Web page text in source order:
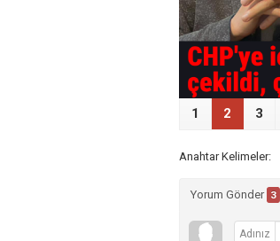
1 2 3
Anahtar Kelimeler:
Yorum Gönder 3
Adınız